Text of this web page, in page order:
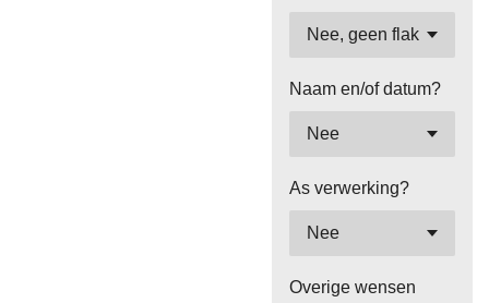
Naam en/of datum?
As verwerking?
Overige wensen